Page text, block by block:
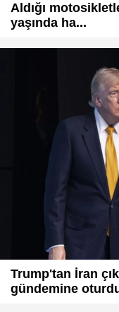
Aldığı
yaşında ha...
Trump'tan İran
gündemine